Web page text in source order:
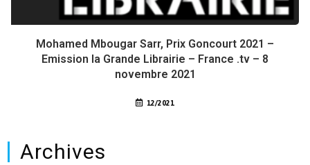
Mohamed Mbougar Sarr, Prix Goncourt 2021 –
Emission la Grande Librairie – France .tv – 8
novembre 2021
12/2021
Archives